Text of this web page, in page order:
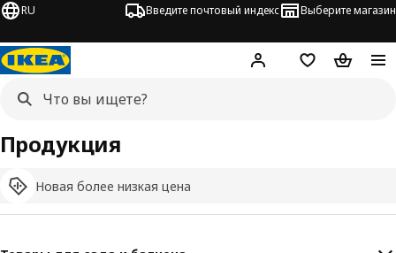
RU Введите почтовый индекс Выберите магазин
Hej! ВойтиСписокКорзина
Новая более низкая цена
Продукция